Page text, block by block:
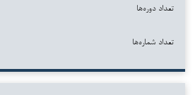
تعداد دوره‌ها
تعداد شماره‌ها